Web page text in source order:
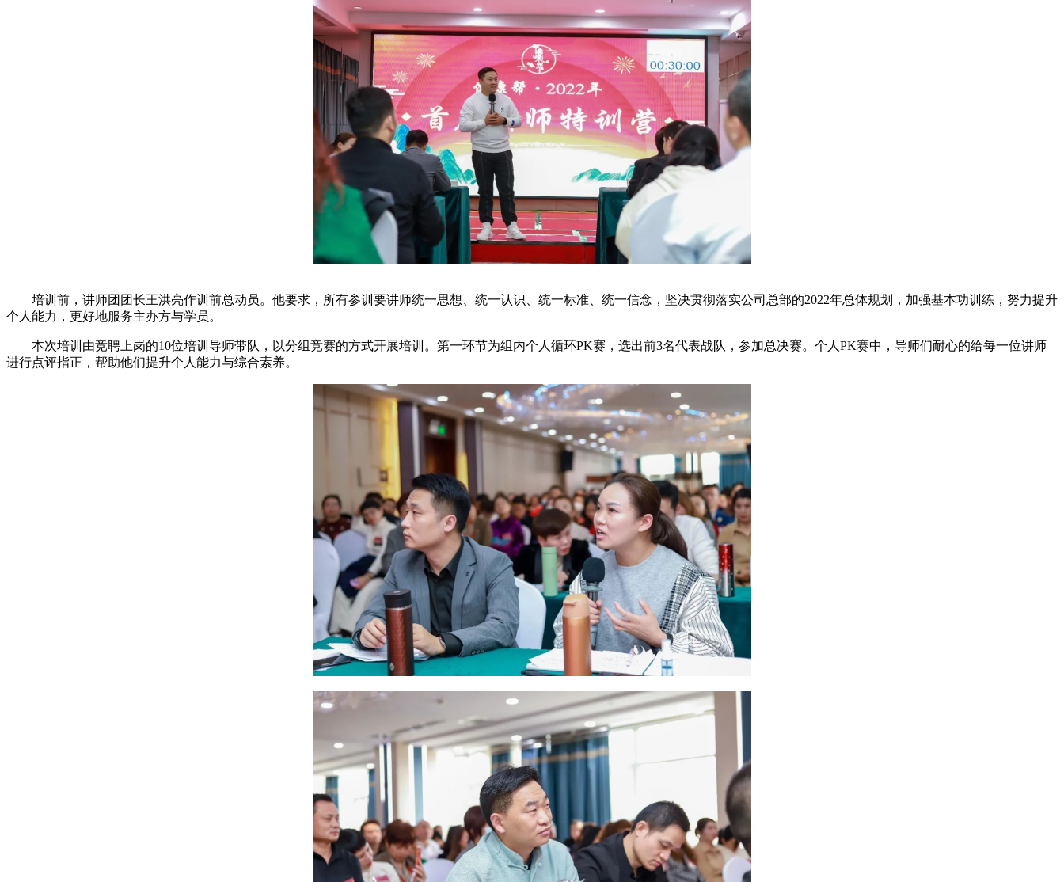
培训前，讲师团团长王洪亮作训前总动员。他要求，所有参训要讲师统一思想、统一认识、统一标准、统一信念，坚决贯彻落实公司总部的2022年总体规划，加强基本功训练，努力提升
个人能力，更好地服务主办方与学员。
本次培训由竞聘上岗的10位培训导师带队，以分组竞赛的方式开展培训。第一环节为组内个人循环PK赛，选出前3名代表战队，参加总决赛。个人PK赛中，导师们耐心的给每一位讲师
进行点评指正，帮助他们提升个人能力与综合素养。